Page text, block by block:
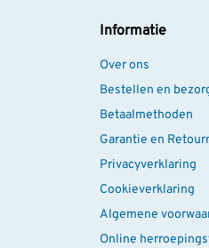
Informatie
Over ons
Bestellen en
Betaalmethoden
Garantie en
Privacyverklaring
Cookieverklaring
Algemene
Online